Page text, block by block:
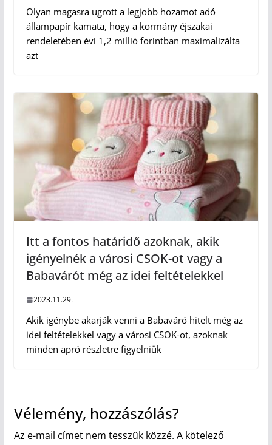
Olyan magasra ugrott a legjobb hozamot adó
állampapír kamata, hogy a kormány éjszakai
rendeletében évi 1,2 millió forintban maximalizálta
azt
Itt a fontos határidő azoknak, akik
igényelnék a városi CSOK-ot vagy a
Babavárót még az idei feltételekkel
2023.11.29.
Akik igénybe akarják venni a Babaváró hitelt még az
idei feltételekkel vagy a városi CSOK-ot, azoknak
minden apró részletre figyelniük
Vélemény, hozzászólás?
Az e-mail címet nem tesszük közzé. A kötelező